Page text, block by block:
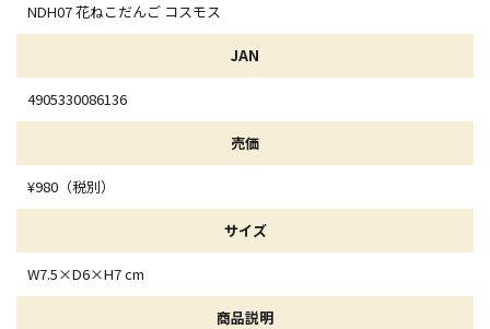
NDH07 花ねこだんご コスモス
JAN
4905330086136
売価
¥980（税別）
サイズ
W7.5×D6×H7 cm
商品説明